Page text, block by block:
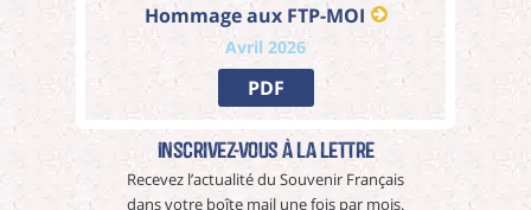
Hommage aux FTP-MOI
Avril 2026
PDF
Inscrivez-vous à La Lettre
Recevez l’actualité du Souvenir Français
dans votre boîte mail une fois par mois.